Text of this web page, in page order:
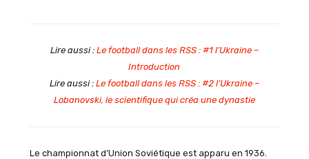
Lire aussi : Le football dans les RSS : #1 l’Ukraine –
Introduction
Lire aussi : Le football dans les RSS : #2 l’Ukraine –
Lobanovski, le scientifique qui créa une dynastie
Le championnat d’Union Soviétique est apparu en 1936.